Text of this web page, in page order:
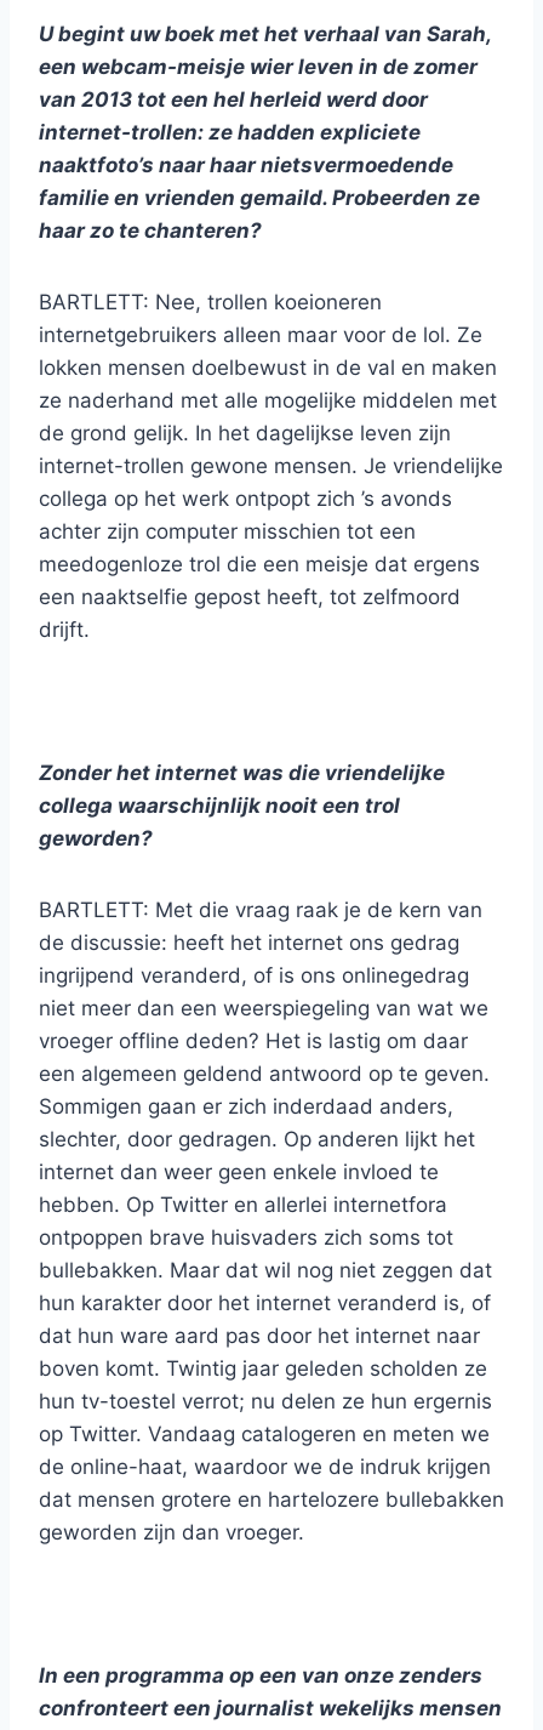
U begint uw boek met het verhaal van Sarah,
een webcam-meisje wier leven in de zomer
van 2013 tot een hel herleid werd door
internet-trollen: ze hadden expliciete
naaktfoto’s naar haar nietsvermoedende
familie en vrienden gemaild. Probeerden ze
haar zo te chanteren?
BARTLETT: Nee, trollen koeioneren
internetgebruikers alleen maar voor de lol. Ze
lokken mensen doelbewust in de val en maken
ze naderhand met alle mogelijke middelen met
de grond gelijk. In het dagelijkse leven zijn
internet-trollen gewone mensen. Je vriendelijke
collega op het werk ontpopt zich ’s avonds
achter zijn computer misschien tot een
meedogenloze trol die een meisje dat ergens
een naaktselfie gepost heeft, tot zelfmoord
drijft.
Zonder het internet was die vriendelijke
collega waarschijnlijk nooit een trol
geworden?
BARTLETT: Met die vraag raak je de kern van
de discussie: heeft het internet ons gedrag
ingrijpend veranderd, of is ons onlinegedrag
niet meer dan een weerspiegeling van wat we
vroeger offline deden? Het is lastig om daar
een algemeen geldend antwoord op te geven.
Sommigen gaan er zich inderdaad anders,
slechter, door gedragen. Op anderen lijkt het
internet dan weer geen enkele invloed te
hebben. Op Twitter en allerlei internetfora
ontpoppen brave huisvaders zich soms tot
bullebakken. Maar dat wil nog niet zeggen dat
hun karakter door het internet veranderd is, of
dat hun ware aard pas door het internet naar
boven komt. Twintig jaar geleden scholden ze
hun tv-toestel verrot; nu delen ze hun ergernis
op Twitter. Vandaag catalogeren en meten we
de online-haat, waardoor we de indruk krijgen
dat mensen grotere en hartelozere bullebakken
geworden zijn dan vroeger.
In een programma op een van onze zenders
confronteert een journalist wekelijks mensen